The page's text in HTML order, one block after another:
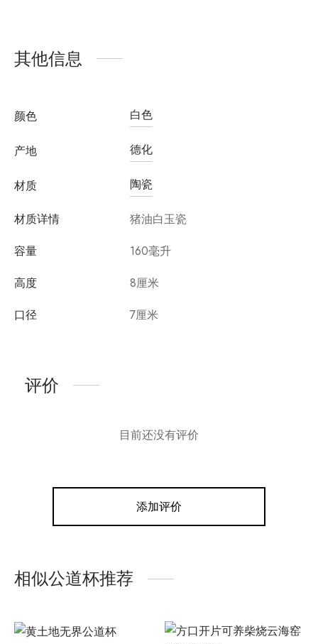
其他信息
颜色 白色
产地 德化
材质 陶瓷
材质详情
猪油白玉瓷
容量
160毫升
高度
8厘米
口径
7厘米
评价
目前还没有评价
添加评价
相似公道杯推荐
因含量分类